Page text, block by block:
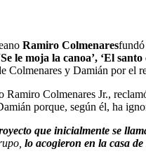
Ramiro Colmenaresfundó
le moja la canoa’, ‘El
Colmenares y Damián por el
Colmenares Jr.,
porque, según él, ha
que inicialmente se
lo acogieron en la casa